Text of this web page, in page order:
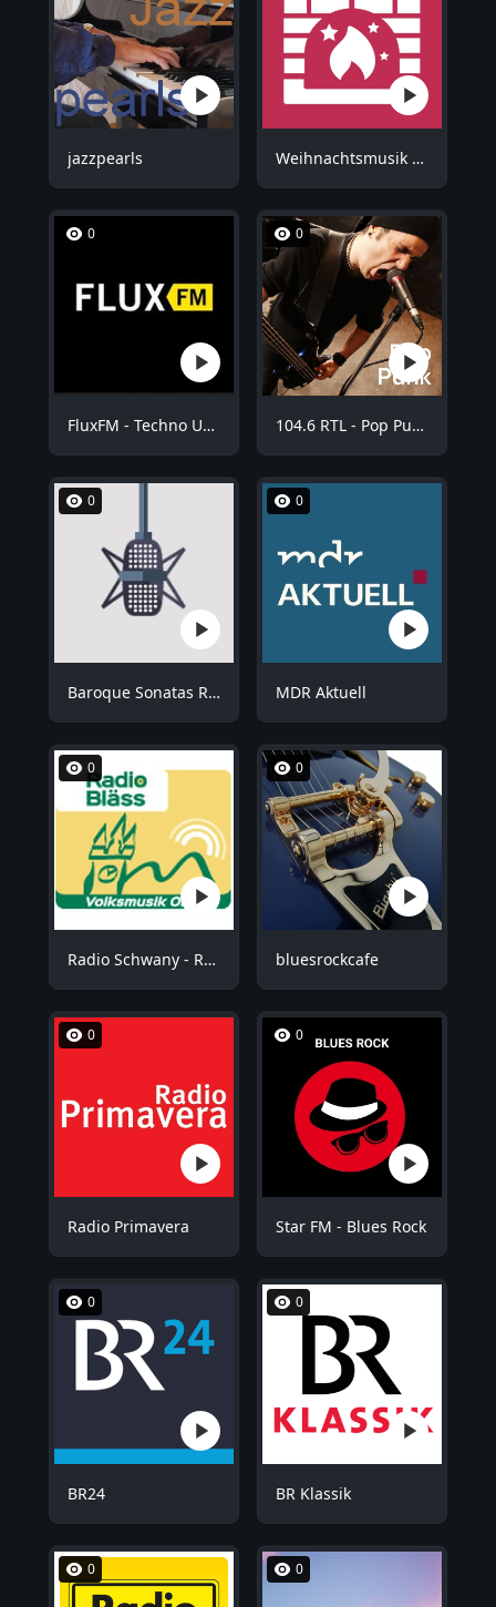
jazzpearls Weihnachtsmusik - Kuschel Weihnachten
0
FluxFM - Techno Underground
0
104.6 RTL - Pop Punk
0
Baroque Sonatas Radio
0
MDR Aktuell
0
Radio Schwany - Radio Bläss
0
bluesrockcafe
0
Radio Primavera
0
Star FM - Blues Rock
0
BR24
0
BR Klassik
0 0